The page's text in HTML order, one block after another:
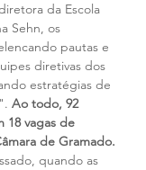
da Escola
Sehn, os
pautas e
diretivas dos
estratégias de
Ao todo, 92
18 vagas de
de Gramado.
quando as